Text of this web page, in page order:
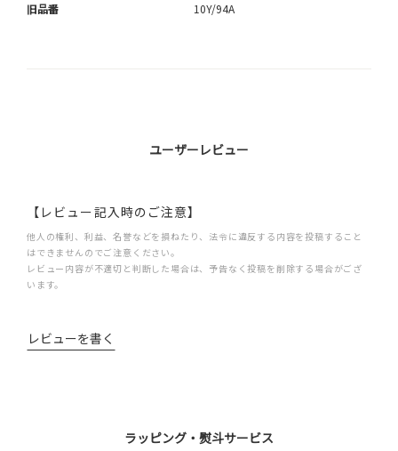
旧品番 10Y/94A
ユーザーレビュー
【レビュー記入時のご注意】
他人の権利、利益、名誉などを損ねたり、法令に違反する内容を投稿すること
はできませんのでご注意ください。
レビュー内容が不適切と判断した場合は、予告なく投稿を削除する場合がござ
います。
レビューを書く
ラッピング・熨斗サービス